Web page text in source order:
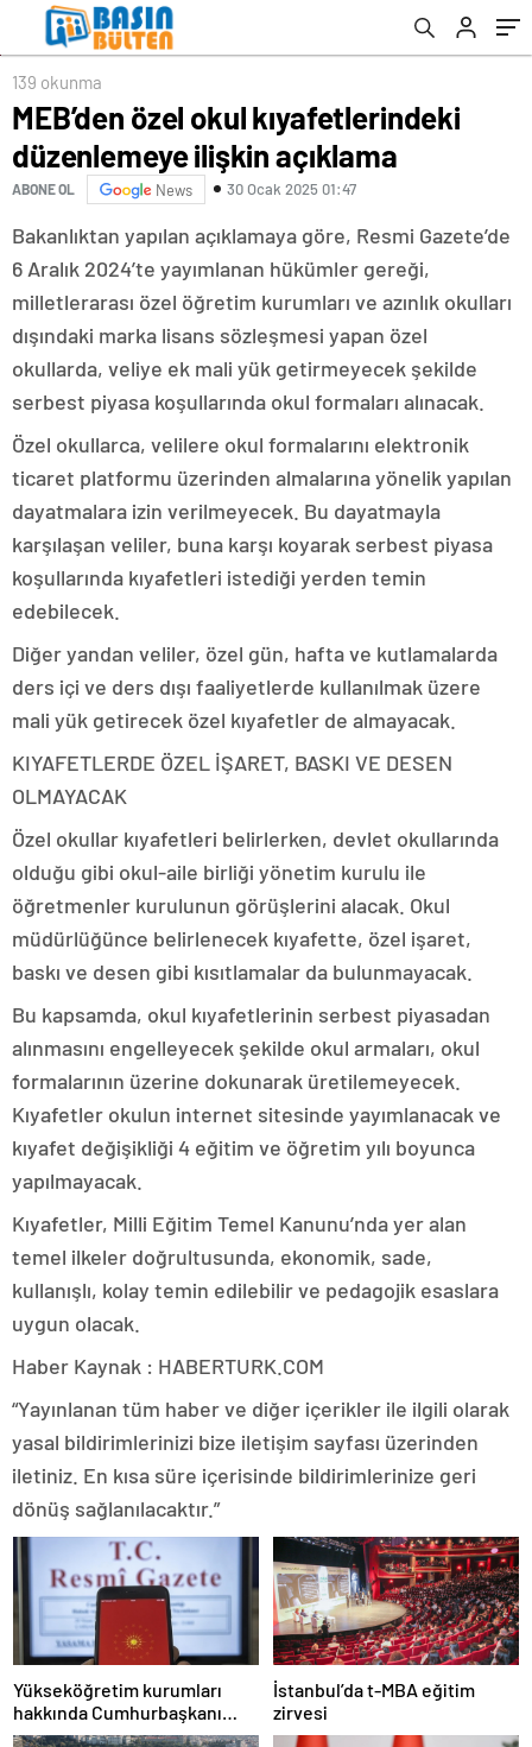
139 okunma
MEB’den özel okul kıyafetlerindeki
düzenlemeye ilişkin açıklama
ABONE OL News 30 Ocak 2025 01:47
Bakanlıktan yapılan açıklamaya göre, Resmi Gazete’de
6 Aralık 2024’te yayımlanan hükümler gereği,
milletlerarası özel öğretim kurumları ve azınlık okulları
dışındaki marka lisans sözleşmesi yapan özel
okullarda, veliye ek mali yük getirmeyecek şekilde
serbest piyasa koşullarında okul formaları alınacak.
Özel okullarca, velilere okul formalarını elektronik
ticaret platformu üzerinden almalarına yönelik yapılan
dayatmalara izin verilmeyecek. Bu dayatmayla
karşılaşan veliler, buna karşı koyarak serbest piyasa
koşullarında kıyafetleri istediği yerden temin
edebilecek.
Diğer yandan veliler, özel gün, hafta ve kutlamalarda
ders içi ve ders dışı faaliyetlerde kullanılmak üzere
mali yük getirecek özel kıyafetler de almayacak.
KIYAFETLERDE ÖZEL İŞARET, BASKI VE DESEN
OLMAYACAK
Özel okullar kıyafetleri belirlerken, devlet okullarında
olduğu gibi okul-aile birliği yönetim kurulu ile
öğretmenler kurulunun görüşlerini alacak. Okul
müdürlüğünce belirlenecek kıyafette, özel işaret,
baskı ve desen gibi kısıtlamalar da bulunmayacak.
Bu kapsamda, okul kıyafetlerinin serbest piyasadan
alınmasını engelleyecek şekilde okul armaları, okul
formalarının üzerine dokunarak üretilemeyecek.
Kıyafetler okulun internet sitesinde yayımlanacak ve
kıyafet değişikliği 4 eğitim ve öğretim yılı boyunca
yapılmayacak.
Kıyafetler, Milli Eğitim Temel Kanunu’nda yer alan
temel ilkeler doğrultusunda, ekonomik, sade,
kullanışlı, kolay temin edilebilir ve pedagojik esaslara
uygun olacak.
Haber Kaynak : HABERTURK.COM
“Yayınlanan tüm haber ve diğer içerikler ile ilgili olarak
yasal bildirimlerinizi bize iletişim sayfası üzerinden
iletiniz. En kısa süre içerisinde bildirimlerinize geri
dönüş sağlanılacaktır.”
Yükseköğretim kurumları
hakkında Cumhurbaşkanı
kararı Resmi Gazete’de
İstanbul’da t-MBA eğitim
zirvesi